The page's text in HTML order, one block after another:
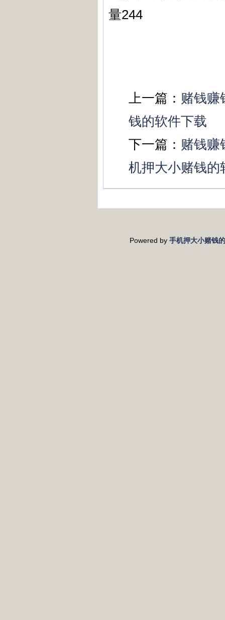
量244
上一篇： 赌钱赚
钱的软件下载
下一篇： 赌钱赚
机押大小赌钱的
Powered by 手机押大小赌钱